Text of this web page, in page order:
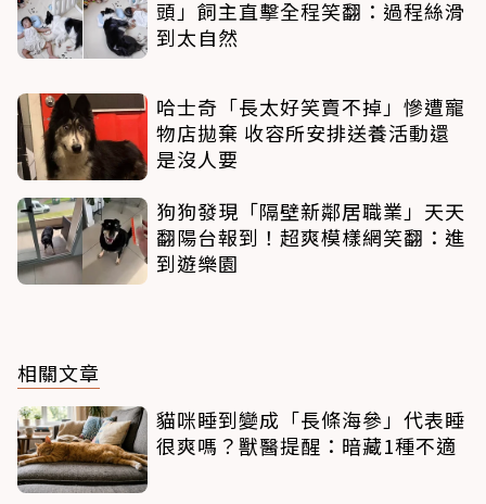
頭」飼主直擊全程笑翻：過程絲滑
到太自然
哈士奇「長太好笑賣不掉」慘遭寵
物店拋棄 收容所安排送養活動還
是沒人要
狗狗發現「隔壁新鄰居職業」天天
翻陽台報到！超爽模樣網笑翻：進
到遊樂園
相關文章
貓咪睡到變成「長條海參」代表睡
很爽嗎？獸醫提醒：暗藏1種不適